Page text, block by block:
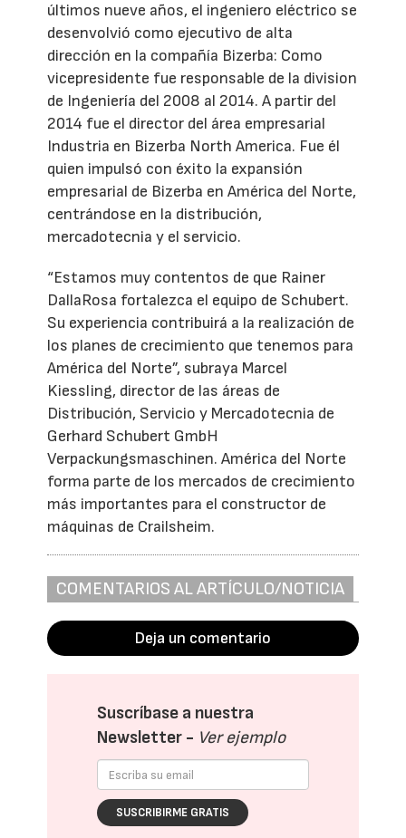
últimos nueve años, el ingeniero eléctrico se
desenvolvió como ejecutivo de alta
dirección en la compañía Bizerba: Como
vicepresidente fue responsable de la division
de Ingeniería del 2008 al 2014. A partir del
2014 fue el director del área empresarial
Industria en Bizerba North America. Fue él
quien impulsó con éxito la expansión
empresarial de Bizerba en América del Norte,
centrándose en la distribución,
mercadotecnia y el servicio.
“Estamos muy contentos de que Rainer
DallaRosa fortalezca el equipo de Schubert.
Su experiencia contribuirá a la realización de
los planes de crecimiento que tenemos para
América del Norte”, subraya Marcel
Kiessling, director de las áreas de
Distribución, Servicio y Mercadotecnia de
Gerhard Schubert GmbH
Verpackungsmaschinen. América del Norte
forma parte de los mercados de crecimiento
más importantes para el constructor de
máquinas de Crailsheim.
COMENTARIOS AL ARTÍCULO/NOTICIA
Deja un comentario
Suscríbase a nuestra
Newsletter - Ver ejemplo
SUSCRIBIRME GRATIS